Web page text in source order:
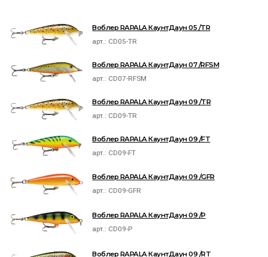
Воблер RAPALA КаунтДаун 05 /TR
арт.: CD05-TR
Воблер RAPALA КаунтДаун 07 /RFSM
арт.: CD07-RFSM
Воблер RAPALA КаунтДаун 09 /TR
арт.: CD09-TR
Воблер RAPALA КаунтДаун 09 /FT
арт.: CD09-FT
Воблер RAPALA КаунтДаун 09 /GFR
арт.: CD09-GFR
Воблер RAPALA КаунтДаун 09 /P
арт.: CD09-P
Воблер RAPALA КаунтДаун 09 /RT